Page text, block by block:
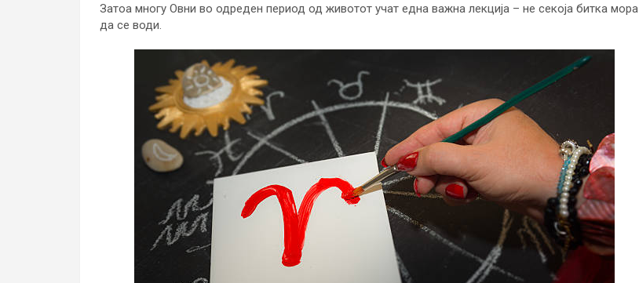
Затоа многу Овни во одреден период од животот учат една важна лекција – не секоја битка мора
да се води.